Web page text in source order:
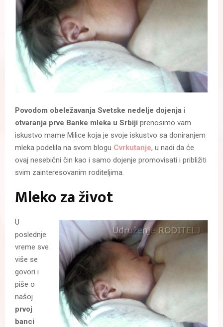
Povodom obeležavanja Svetske nedelje dojenja i
otvaranja prve Banke mleka u Srbiji prenosimo vam
iskustvo mame Milice koja je svoje iskustvo sa doniranjem
mleka podelila na svom blogu Cvrkutanje, u nadi da će
ovaj nesebični čin kao i samo dojenje promovisati i približiti
svim zainteresovanim roditeljima.
Mleko za život
U
poslednje
vreme sve
više se
govori i
piše o
našoj
prvoj
banci